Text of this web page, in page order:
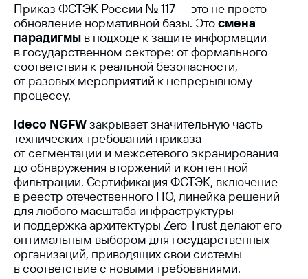
Приказ ФСТЭК России № 117 — это не просто
обновление нормативной базы. Этосмена
парадигмы в подходе к защите информации
в государственном секторе: от формального
соответствия к реальной безопасности,
от разовых мероприятий к непрерывному
процессу.
Ideco NGFWзакрывает значительную часть
технических требований приказа —
от сегментации и межсетевого экранирования
до обнаружения вторжений и контентной
фильтрации. Сертификация ФСТЭК, включение
в реестр отечественного ПО, линейка решений
для любого масштаба инфраструктуры
и поддержка архитектуры Zero Trust делают его
оптимальным выбором для государственных
организаций, приводящих свои системы
в соответствие с новыми требованиями.